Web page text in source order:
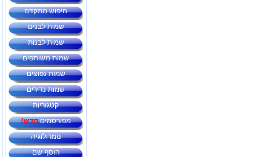
חיפוש מתקדם
שמות לבנים
שמות לבנות
שמות משותפים
שמות נפוצים
שמות נדירים
קטגוריות
מפורסמיםחדש!
נומרולוגיה
הוסף שם